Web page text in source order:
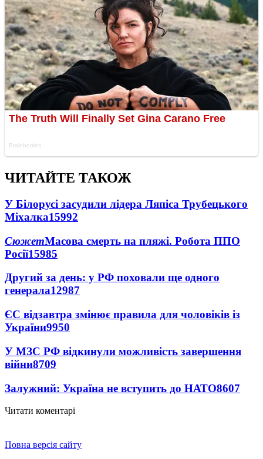
ЧИТАЙТЕ ТАКОЖ
У Білорусі засудили лідера Ляпіса Трубецького
Міхалка15992
СюжетМасова смерть на пляжі. Робота ППО
Росії15985
Другий за день: у РФ поховали ще одного
генерала12987
ЄС відзавтра змінює правила для чоловіків із
України9950
У МЗС РФ відкинули можливість завершення
війни8709
Залужний: Україна не вступить до НАТО8607
Читати коментарі
Повна версія сайту